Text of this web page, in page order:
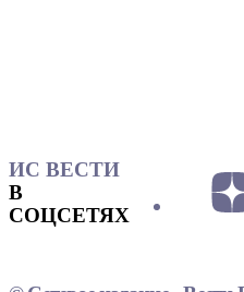
ИС ВЕСТИ
В
СОЦСЕТЯХ